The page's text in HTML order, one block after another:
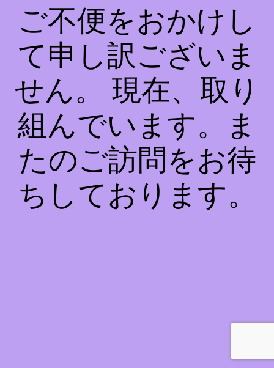
ご不便をおかけし
て申し訳ございま
せん。 現在、取り
組んでいます。ま
たのご訪問をお待
ちしております。